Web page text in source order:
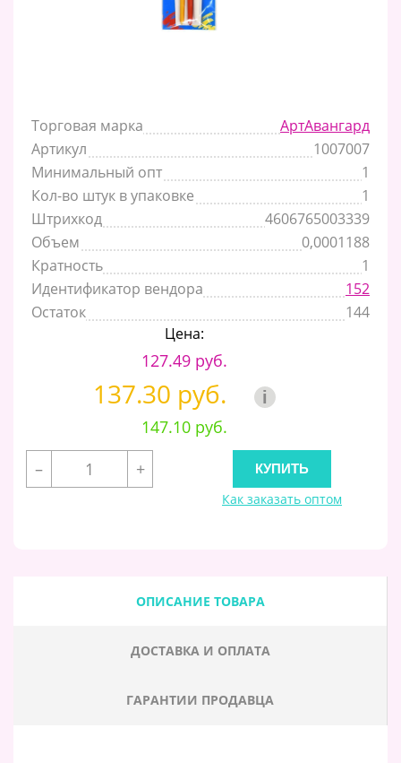
Торговая марка
АртАвангард
Артикул
1007007
Минимальный опт
1
Кол-во штук в упаковке
1
Штрихкод
4606765003339
Объем
0,0001188
Кратность
1
Идентификатор вендора
152
Остаток
144
Цена:
127.49 руб.
137.30 руб. i
147.10 руб.
–
+
Как заказать оптом
ОПИСАНИЕ ТОВАРА
ДОСТАВКА И ОПЛАТА
ГАРАНТИИ ПРОДАВЦА